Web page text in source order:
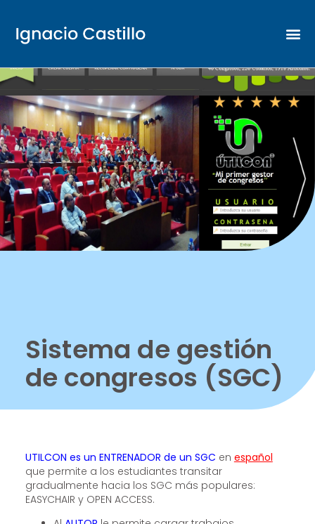
Sistema de gestión
de congresos (SGC)
UTILCON es un ENTRENADOR de un SGC en español
que permite a los estudiantes transitar
gradualmente hacia los SGC más populares:
EASYCHAIR y OPEN ACCESS.